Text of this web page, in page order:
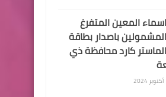
الاجتماعية
2023
اسماء المعين المتفرغ
المشمولين باصدار بطاقة
الماستر كارد محافظة ذي